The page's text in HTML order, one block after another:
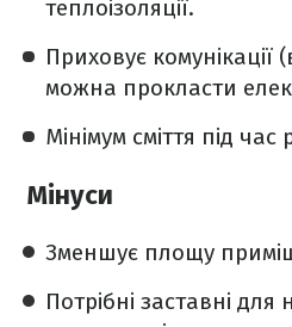
теплоізоляції.
Приховує комунікації
можна прокласти
Мінімум сміття під час
Мінуси
Зменшує площу
Потрібні заставні